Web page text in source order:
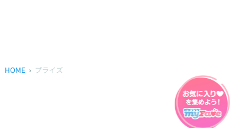
HOME プライズ